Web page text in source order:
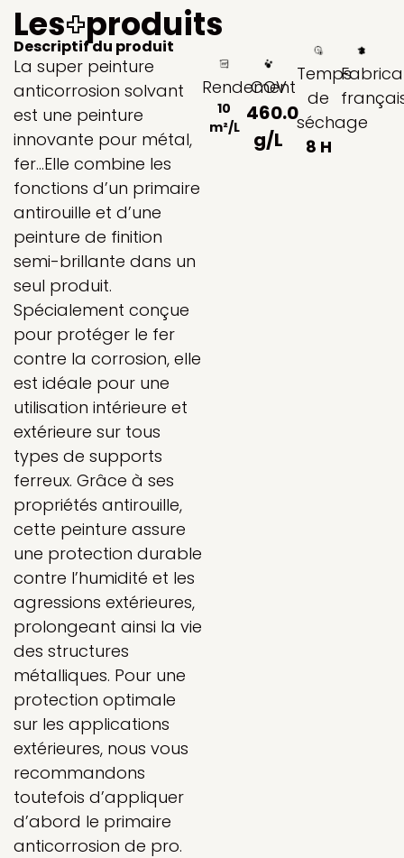
Les+produits
Descriptif du produit
La super peinture
anticorrosion solvant
est une peinture
innovante pour métal,
fer…Elle combine les
fonctions d’un primaire
antirouille et d’une
peinture de finition
semi-brillante dans un
seul produit.
Spécialement conçue
pour protéger le fer
contre la corrosion, elle
est idéale pour une
utilisation intérieure et
extérieure sur tous
types de supports
ferreux. Grâce à ses
propriétés antirouille,
cette peinture assure
une protection durable
contre l’humidité et les
agressions extérieures,
prolongeant ainsi la vie
des structures
métalliques. Pour une
protection optimale
sur les applications
extérieures, nous vous
recommandons
toutefois d’appliquer
d’abord le primaire
anticorrosion de pro.
Rendement
10
m²/L
COV
460.0
g/L
Temps
de
séchage
8 H